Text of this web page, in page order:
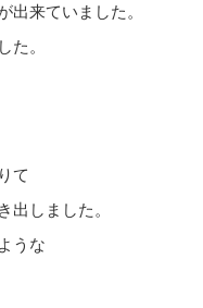
出来ていました。
た。
て
出しました。
うな